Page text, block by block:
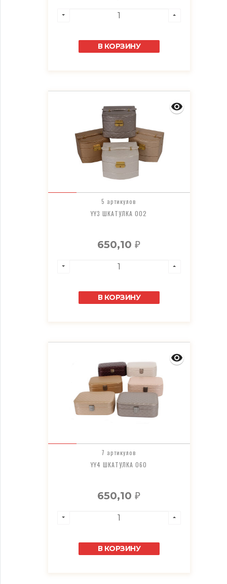
В КОРЗИНУ
5 артикулов
YY3 ШКАТУЛКА 002
650,10₽
В КОРЗИНУ
7 артикулов
YY4 ШКАТУЛКА 060
650,10₽
В КОРЗИНУ